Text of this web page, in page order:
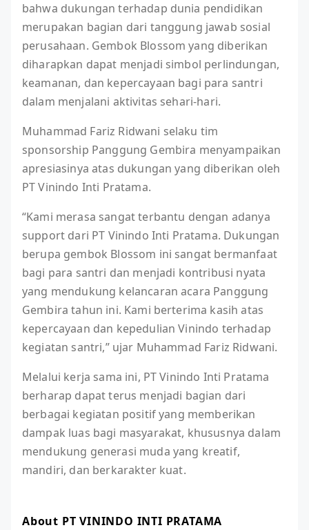
bahwa dukungan terhadap dunia pendidikan
merupakan bagian dari tanggung jawab sosial
perusahaan. Gembok Blossom yang diberikan
diharapkan dapat menjadi simbol perlindungan,
keamanan, dan kepercayaan bagi para santri
dalam menjalani aktivitas sehari-hari.
Muhammad Fariz Ridwani selaku tim
sponsorship Panggung Gembira menyampaikan
apresiasinya atas dukungan yang diberikan oleh
PT Vinindo Inti Pratama.
“Kami merasa sangat terbantu dengan adanya
support dari PT Vinindo Inti Pratama. Dukungan
berupa gembok Blossom ini sangat bermanfaat
bagi para santri dan menjadi kontribusi nyata
yang mendukung kelancaran acara Panggung
Gembira tahun ini. Kami berterima kasih atas
kepercayaan dan kepedulian Vinindo terhadap
kegiatan santri,” ujar Muhammad Fariz Ridwani.
Melalui kerja sama ini, PT Vinindo Inti Pratama
berharap dapat terus menjadi bagian dari
berbagai kegiatan positif yang memberikan
dampak luas bagi masyarakat, khususnya dalam
mendukung generasi muda yang kreatif,
mandiri, dan berkarakter kuat.
About PT VININDO INTI PRATAMA